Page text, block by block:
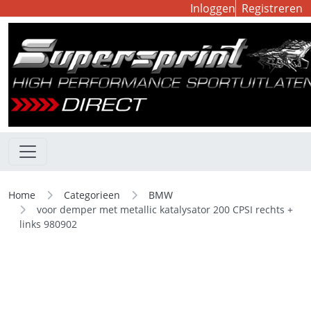
Inloggen Registreren
Home Categorieen
BMW
voor demper met metallic katalysator 200 CPSI rechts +
links 980902